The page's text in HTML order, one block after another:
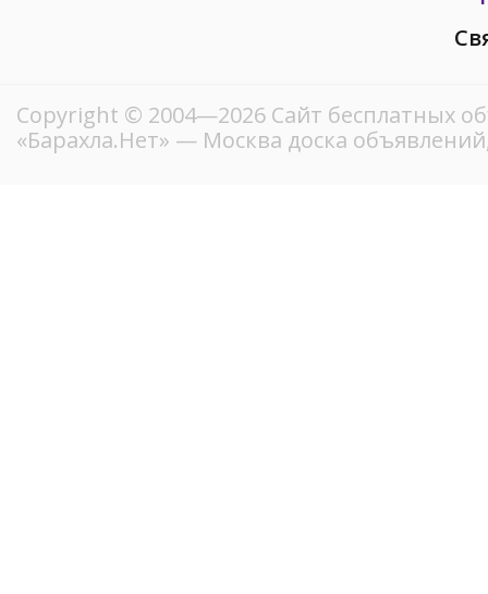
Copyright © 2004—2026 Сайт бесплатных
«Барахла.Нет» — Москва доска